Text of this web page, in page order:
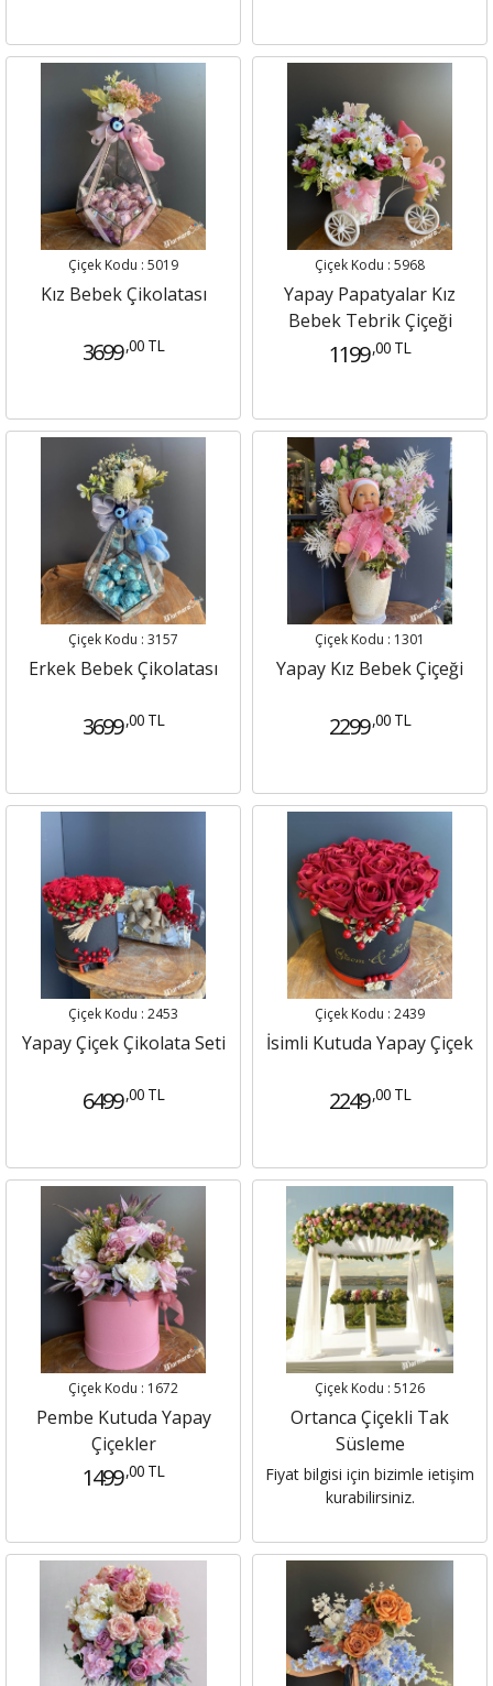
Çiçek Kodu : 5019
Kız Bebek Çikolatası
3699 ,00 TL
Çiçek Kodu : 5968
Yapay Papatyalar Kız
Bebek Tebrik Çiçeği
1199 ,00 TL
Çiçek Kodu : 3157
Erkek Bebek Çikolatası
3699 ,00 TL
Çiçek Kodu : 1301
Yapay Kız Bebek Çiçeği
2299 ,00 TL
Çiçek Kodu : 2453
Yapay Çiçek Çikolata Seti
6499 ,00 TL
Çiçek Kodu : 2439
İsimli Kutuda Yapay Çiçek
2249 ,00 TL
Çiçek Kodu : 1672
Pembe Kutuda Yapay
Çiçekler
1499 ,00 TL
Çiçek Kodu : 5126
Ortanca Çiçekli Tak
Süsleme
Fiyat bilgisi için bizimle ietişim
kurabilirsiniz.